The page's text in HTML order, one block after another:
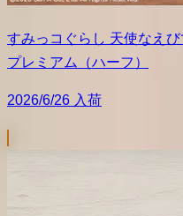
すみっコぐらし 天使なえ
プレミアム（ハーフ）
2026/6/26 入荷